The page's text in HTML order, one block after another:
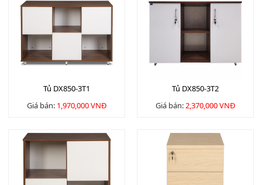
Tủ DX850-3T1
Giá bán: 1,970,000 VNĐ
Tủ DX850-3T2
Giá bán:2,370,000 VNĐ